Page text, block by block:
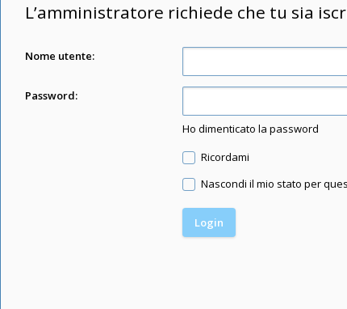
L’amministratore richiede che tu sia
Nome utente:
Password:
Ho dimenticato la password
Ricordami
Nascondi il mio stato per